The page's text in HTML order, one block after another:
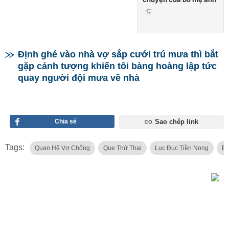
Định ghé vào nhà vợ sắp cưới trú mưa thì bắt
gặp cảnh tượng khiến tôi bàng hoàng lập tức
quay người đội mưa về nhà
Chia sẻ Sao chép link
Tags: Quan Hệ Vợ Chống Que Thử Thai Lục Đục Tiền Nong